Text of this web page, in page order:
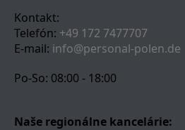
Kontakt:
Telefón: +49 172 7477707
E-mail: info@personal-polen.de
Po-So: 08:00 - 18:00
Naše regionálne kancelárie: